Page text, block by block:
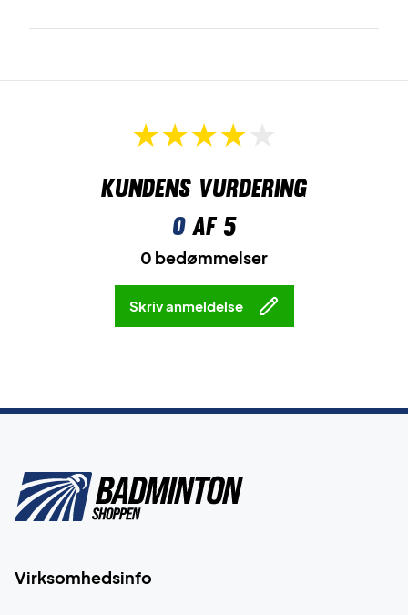
Kundens vurdering
0af 5
0 bedømmelser
Skriv anmeldelse
Virksomhedsinfo